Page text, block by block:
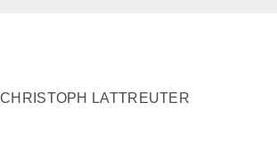
CHRISTOPH LATTREUTER